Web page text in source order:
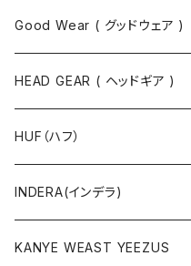
パーカ
ジャケット
ニット
ボトムス
セットアップ
ソックス
Good Wear ( グッドウェア )
HEAD GEAR ( ヘッドギア )
HUF（ハフ）
INDERA(インデラ)
KANYE WEAST YEEZUS